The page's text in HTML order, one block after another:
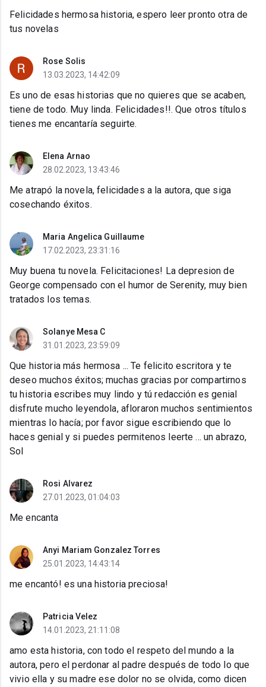
Felicidades hermosa historia, espero leer pronto otra de
tus novelas
Rose Solis
13.03.2023, 14:42:09
Es uno de esas historias que no quieres que se acaben,
tiene de todo. Muy linda. Felicidades!!. Que otros títulos
tienes me encantaría seguirte.
Elena Arnao
28.02.2023, 13:43:46
Me atrapó la novela, felicidades a la autora, que siga
cosechando éxitos.
Maria Angelica Guillaume
17.02.2023, 23:31:16
Muy buena tu novela. Felicitaciones! La depresion de
George compensado con el humor de Serenity, muy bien
tratados los temas.
Solanye Mesa C
31.01.2023, 23:59:09
Que historia más hermosa ... Te felicito escritora y te
deseo muchos éxitos; muchas gracias por compartirnos
tu historia escribes muy lindo y tú redacción es genial
disfrute mucho leyendola, afloraron muchos sentimientos
mientras lo hacía; por favor sigue escribiendo que lo
haces genial y si puedes permitenos leerte ... un abrazo,
Sol
Rosi Alvarez
27.01.2023, 01:04:03
Me encanta
Anyi Mariam Gonzalez Torres
25.01.2023, 14:43:14
me encantó! es una historia preciosa!
Patricia Velez
14.01.2023, 21:11:08
amo esta historia, con todo el respeto del mundo a la
autora, pero el perdonar al padre después de todo lo que
vivio ella y su madre ese dolor no se olvida, como dicen